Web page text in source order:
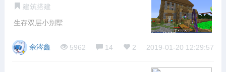
建筑搭建
生存双层小别墅
余涔鑫 5962 14 2 2019-01-20 12:29:57